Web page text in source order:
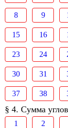
8 9
15 16
23 24
30 31
37 38
§ 4. Сумма
1 2